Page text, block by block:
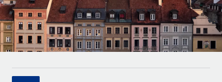
基础设施
Remote Embedded
将人力资源无缝融入工作流程
团队的内置核心人力资源功能
中型市场
通过定制化人力资源解决方案扩展团队
企业
研究与指引
案例研究
人力资源术语表
核对表和模板
Deutsch
Español
Italiano
Português (Portugal)